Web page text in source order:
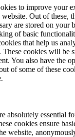
to improve your
Out of these,
are stored on your
of basic
that help us
These cookies will be
You also have the
of some of these
absolutely essential
cookies ensure
website,